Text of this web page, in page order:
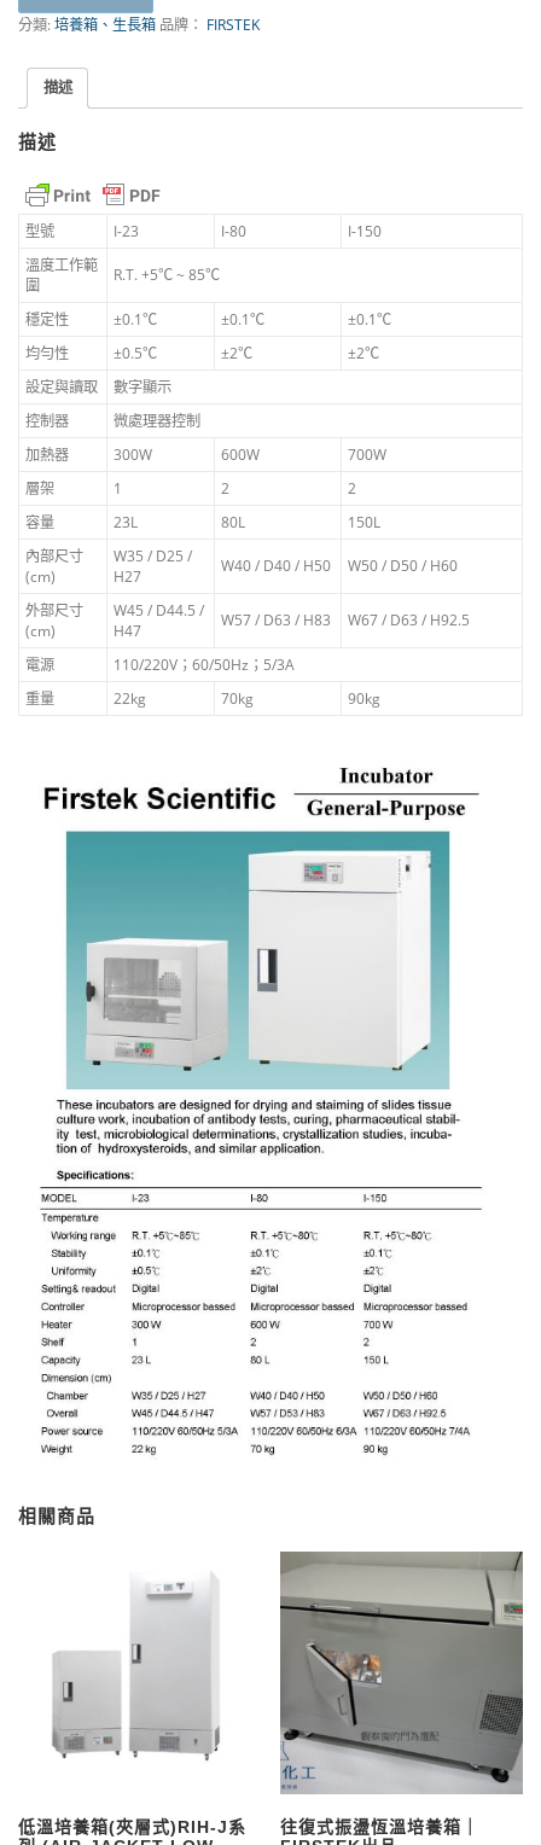
I
系
(General
Purpose)
｜
FIRSTEK
灣
製
造
數
分類:培養箱、生長箱 品牌： FIRSTEK
描述
描述
型號 I-23 I-80
I-150
溫度工作範
圍
R.T. +5℃ ~ 85℃
穩定性 ±0.1℃ ±0.1℃
±0.1℃
均勻性
±0.5℃ ±2℃
±2℃
設定與讀取
數字顯示
控制器
微處理器控制
加熱器
300W 600W
700W
層架
1 2
2
容量
23L 80L
150L
內部尺寸
(cm)
W35 / D25 /
H27
W40 / D40 / H50 W50 / D50 / H60
外部尺寸
(cm)
W45 / D44.5 /
H47
W57 / D63 / H83 W67 / D63 / H92.5
電源
110/220V；60/50Hz；5/3A
重量
22kg 70kg 90kg
相關商品
低溫培養箱(夾層式)RIH-J系
往復式振盪恆溫培養箱｜